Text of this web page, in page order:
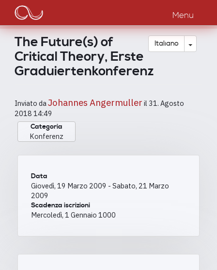
contenuto
principale
Main
navigation
Menu
Italiano Toggle
The Future(s) of
Critical Theory, Erste
Graduiertenkonferenz
Inviato daJohannes Angermuller il 31. Agosto
2018 14:49
Categoria
Konferenz
Data
Giovedì, 19 Marzo 2009 - Sabato, 21 Marzo
2009
Scadenza iscrizioni
Mercoledì, 1 Gennaio 1000